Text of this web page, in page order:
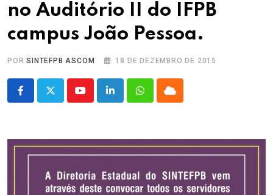
no Auditório II do IFPB
campus João Pessoa.
PORSINTEFPB ASCOM 18 DE DEZEMBRO DE 2015
YoutubeLinkedInWhatsappCloud